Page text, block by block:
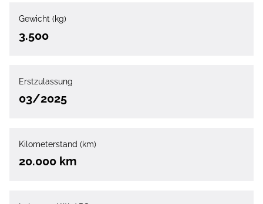
Gewicht (kg)
3.500
Erstzulassung
03/2025
Kilometerstand (km)
20.000 km